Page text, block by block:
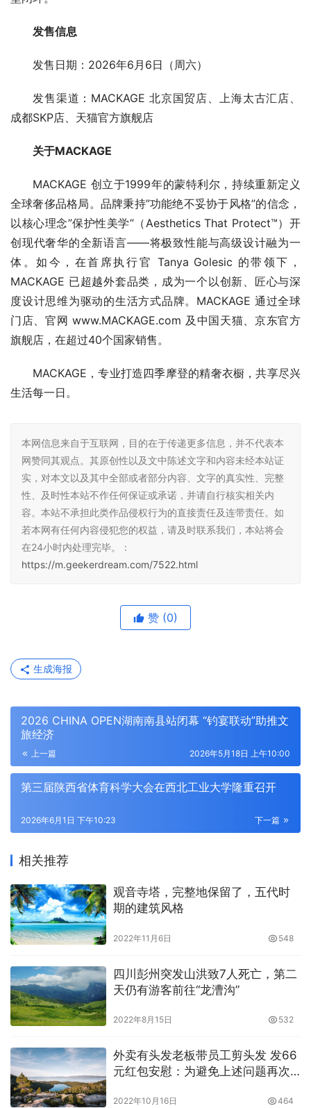
发售信息
发售日期：2026年6月6日（周六）
发售渠道：MACKAGE 北京国贸店、上海太古汇店、
成都SKP店、天猫官方旗舰店
关于MACKAGE
MACKAGE 创立于1999年的蒙特利尔，持续重新定义
全球奢侈品格局。品牌秉持”功能绝不妥协于风格”的信念，
以核心理念”保护性美学”（Aesthetics That Protect™）开
创现代奢华的全新语言——将极致性能与高级设计融为一
体。如今，在首席执行官 Tanya Golesic 的带领下，
MACKAGE 已超越外套品类，成为一个以创新、匠心与深
度设计思维为驱动的生活方式品牌。MACKAGE 通过全球
门店、官网 www.MACKAGE.com 及中国天猫、京东官方
旗舰店，在超过40个国家销售。
MACKAGE，专业打造四季摩登的精奢衣橱，共享尽兴
生活每一日。
本网信息来自于互联网，目的在于传递更多信息，并不代表本
网赞同其观点。其原创性以及文中陈述文字和内容未经本站证
实，对本文以及其中全部或者部分内容、文字的真实性、完整
性、及时性本站不作任何保证或承诺，并请自行核实相关内
容。本站不承担此类作品侵权行为的直接责任及连带责任。如
若本网有任何内容侵犯您的权益，请及时联系我们，本站将会
在24小时内处理完毕。：
https://m.geekerdream.com/7522.html
赞 (0)
生成海报
2026 CHINA OPEN湖南南县站闭幕 “钓宴联动”助推文
旅经济
上一篇 2026年5月18日 上午10:00
第三届陕西省体育科学大会在西北工业大学隆重召开
下一篇
2026年6月1日 下午10:23
相关推荐
观音寺塔，完整地保留了，五代时
期的建筑风格
2022年11月6日 548
四川彭州突发山洪致7人死亡，第二
天仍有游客前往“龙漕沟”
2022年8月15日 532
外卖有头发老板带员工剪头发 发66
元红包安慰：为避免上述问题再次
2022年10月16日 464